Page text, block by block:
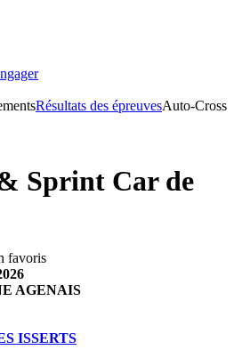
Résultats des épreuvesAuto-Cross
Sprint Car de
favoris
AGENAIS
ISSERTS